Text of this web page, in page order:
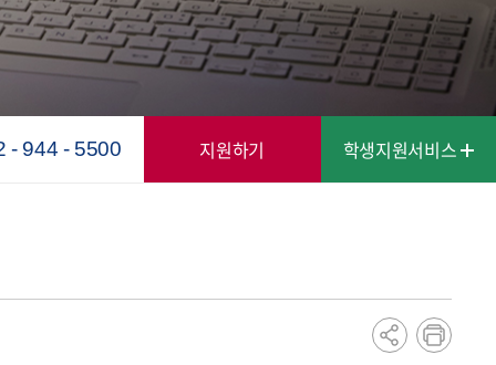
심리상담센터안내
학습도우미
인터넷증명발급
학생증 발급/인증 안내
교수칼럼
- 944 - 5500 지원하기 학생지원서비스